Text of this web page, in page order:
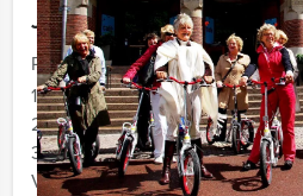
Jouw uitje
Prijs :
12 - 19 personen
20 - 29 personen
30 - 39 personen
Vanaf 40 personen